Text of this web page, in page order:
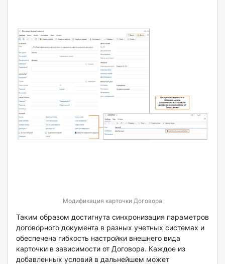
Модификация карточки Договора
Таким образом достигнута синхронизация параметров
договорного документа в разных учетных системах и
обеспечена гибкость настройки внешнего вида
карточки в зависимости от Договора. Каждое из
добавленных условий в дальнейшем может